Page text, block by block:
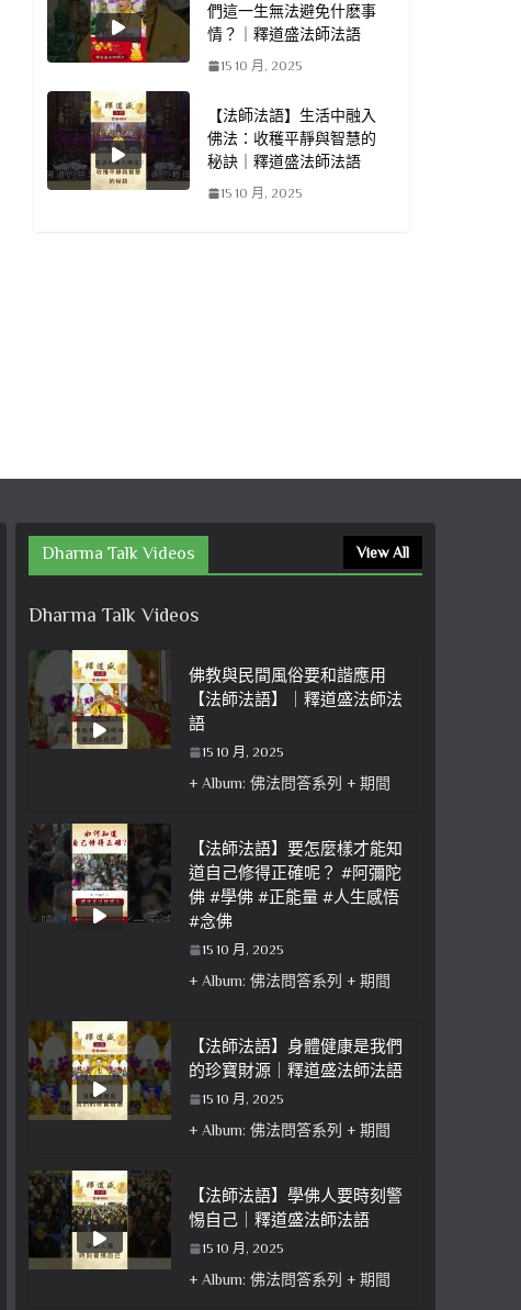
們這一生無法避免什麽事
情？｜釋道盛法師法語
15 10 月, 2025
【法師法語】生活中融入
佛法：收穫平靜與智慧的
秘訣｜釋道盛法師法語
15 10 月, 2025
Dharma Talk Videos View All
Dharma Talk Videos
佛教與民間風俗要和諧應用
【法師法語】｜釋道盛法師法
語
15 10 月, 2025
+ Album: 佛法問答系列 + 期間
【法師法語】要怎麼樣才能知
道自己修得正確呢？ #阿彌陀
佛 #學佛 #正能量 #人生感悟
#念佛
15 10 月, 2025
+ Album: 佛法問答系列 + 期間
【法師法語】身體健康是我們
的珍寶財源｜釋道盛法師法語
15 10 月, 2025
+ Album: 佛法問答系列 + 期間
【法師法語】學佛人要時刻警
惕自己｜釋道盛法師法語
15 10 月, 2025
+ Album: 佛法問答系列 + 期間